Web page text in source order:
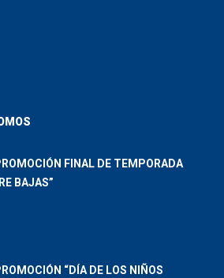
FINAL DE TEMPORADA
BAJAS”
“DÍA DE LOS NIÑOS